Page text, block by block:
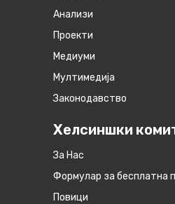
Анализи
Проекти
Медиуми
Мултимедија
Законодавство
Хелсиншки
За Нас
Формулар за бесплатна
Повици